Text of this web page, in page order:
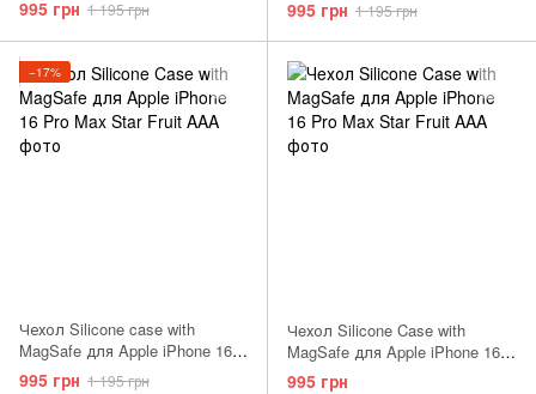
995 грн 1 195 грн 995 грн 1 195 грн
−17%
Чехол Silicone case with
MagSafe для Apple iPhone 16
Pro Max Tangerine AAA
995 грн 1 195 грн
Чeхол Silicone Case with
MagSafe для Apple iPhone 16
Pro Max Star Fruit AAA
995 грн